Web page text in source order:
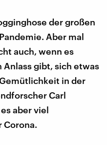
der großen
Aber mal
auch, wenn es
gibt, sich etwas
in der
Carl
aber viel
Corona.